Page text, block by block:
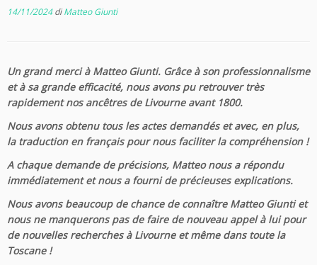
14/11/2024 diMatteo Giunti
Un grand merci à Matteo Giunti. Grâce à son professionnalisme
et à sa grande efficacité, nous avons pu retrouver très
rapidement nos ancêtres de Livourne avant 1800.
Nous avons obtenu tous les actes demandés et avec, en plus,
la traduction en français pour nous faciliter la compréhension !
A chaque demande de précisions, Matteo nous a répondu
immédiatement et nous a fourni de précieuses explications.
Nous avons beaucoup de chance de connaître Matteo Giunti et
nous ne manquerons pas de faire de nouveau appel à lui pour
de nouvelles recherches à Livourne et même dans toute la
Toscane !